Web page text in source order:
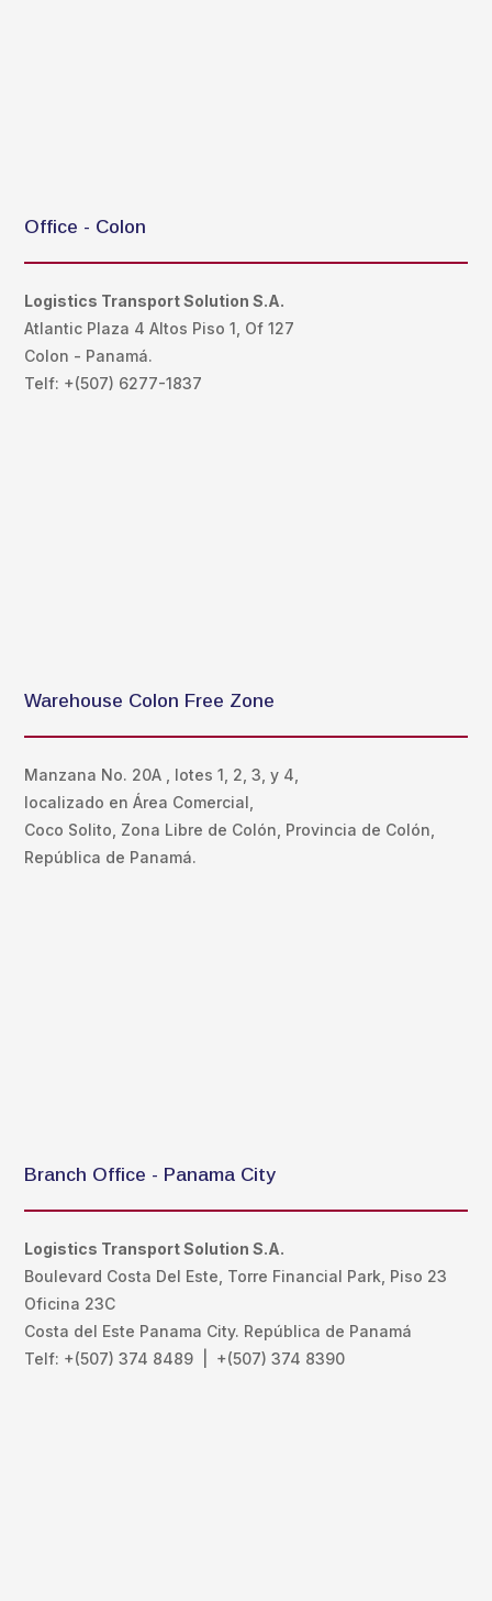
Office - Colon
Logistics Transport Solution S.A.
Atlantic Plaza 4 Altos Piso 1, Of 127
Colon - Panamá.
Telf: +(507) 6277-1837
Warehouse Colon Free Zone
Manzana No. 20A , lotes 1, 2, 3, y 4,
localizado en Área Comercial,
Coco Solito, Zona Libre de Colón, Provincia de Colón,
República de Panamá.
Branch Office - Panama City
Logistics Transport Solution S.A.
Boulevard Costa Del Este, Torre Financial Park, Piso 23
Oficina 23C
Costa del Este Panama City. República de Panamá
Telf: +(507) 374 8489
+(507) 374 8390